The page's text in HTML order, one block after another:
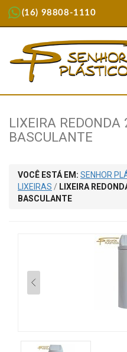
(16) 98808-1110
LIXEIRA
BASCULANTE
VOCÊ ESTÁ EM: SENHOR
LIXEIRAS / LIXEIRA
BASCULANTE